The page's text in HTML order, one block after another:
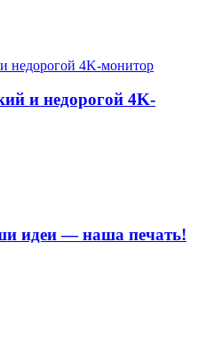
и недорогой 4K-
идеи — наша печать!